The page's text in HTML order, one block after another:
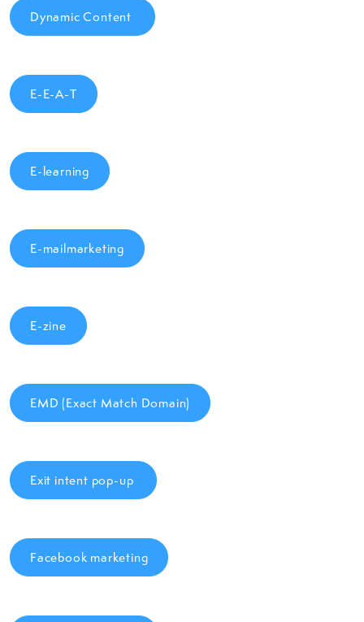
Dynamic Content
E-E-A-T
E-learning
E-mailmarketing
E-zine
EMD (Exact Match Domain)
Exit intent pop-up
Facebook marketing